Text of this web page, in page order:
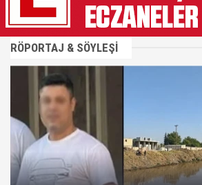
RÖPORTAJ & SÖYLEŞİ